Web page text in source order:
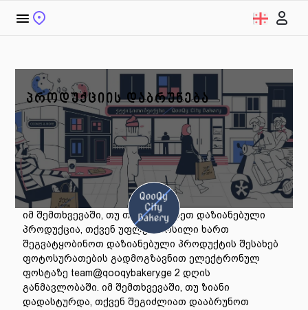
ᲞᲠᲝᲓᲣᲥᲪᲘᲘᲡ ᲓᲐᲑᲠᲣᲜᲔᲑᲐ
იმ შემთხვევაში, თუ თქვენ მიიღეთ დაზიანებული
პროდუქცია, თქვენ უფლებამოსილი ხართ
შეგვატყობინოთ დაზიანებული პროდუქტის შესახებ
ფოტოსურათების გადმოგზავნით ელექტრონულ
ფოსტაზე team@qooqybakery.ge 2 დღის
განმავლობაში. იმ შემთხვევაში, თუ ზიანი
დადასტურდა, თქვენ შეგიძლიათ დააბრუნოთ